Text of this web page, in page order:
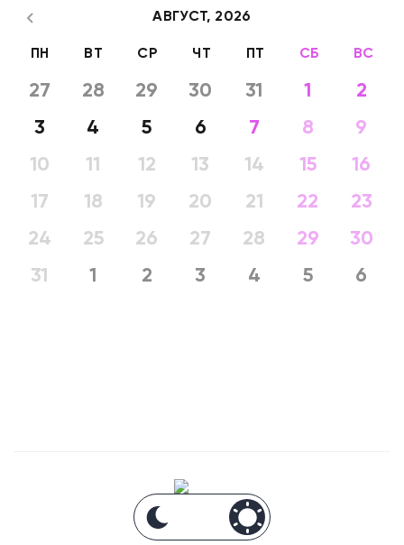
АВГУСТ, 2026
ПН ВТ СР ЧТ ПТ СБ ВС
27 28 29 30 31 1
2
3
4 5 6 7 8
9
10
11 12 13 14 15
16
17
18 19 20 21 22
23
24
25 26 27 28 29
30
31
1 2 3 4 5 6